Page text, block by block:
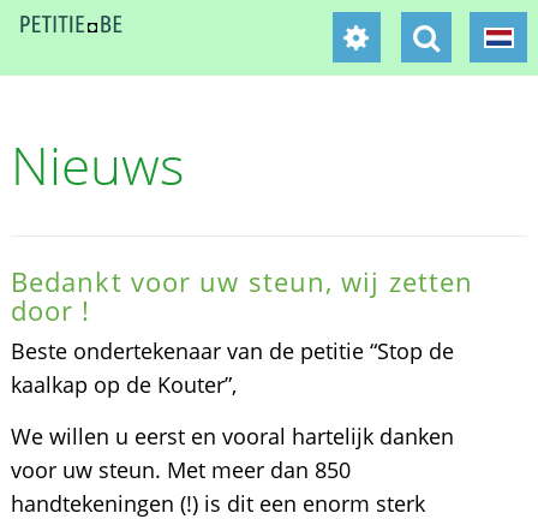
Nieuws
Bedankt voor uw steun, wij zetten
door !
Beste ondertekenaar van de petitie “Stop de
kaalkap op de Kouter”,
We willen u eerst en vooral hartelijk danken
voor uw steun. Met meer dan 850
handtekeningen (!) is dit een enorm sterk